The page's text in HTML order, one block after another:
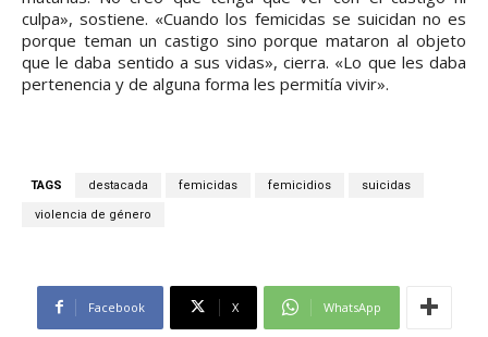
culpa», sostiene. «Cuando los femicidas se suicidan no es
porque teman un castigo sino porque mataron al objeto
que le daba sentido a sus vidas», cierra. «Lo que les daba
pertenencia y de alguna forma les permitía vivir».
TAGS destacada femicidas femicidios suicidas
violencia de género
Facebook X WhatsApp